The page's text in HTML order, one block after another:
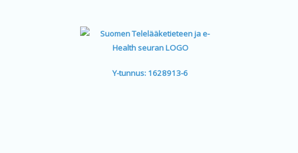
Y-tunnus: 1628913-6